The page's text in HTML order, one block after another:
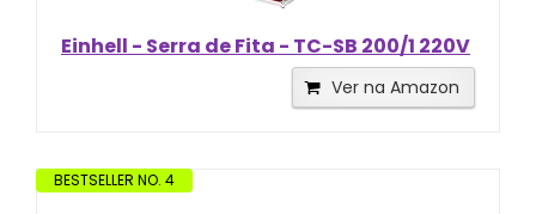
Einhell - Serra de Fita - TC-SB 200/1 220V
Ver na Amazon
BESTSELLER NO. 4